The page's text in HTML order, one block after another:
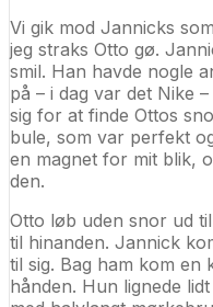
Vi gik mod Jannicks
jeg straks Otto gø.
smil. Han havde nogle
på – i dag var det Nike
sig for at finde Ottos
bule, som var perfekt
en magnet for mit blik,
den.
Otto løb uden snor ud
til hinanden. Jannick
til sig. Bag ham kom en
hånden. Hun lignede